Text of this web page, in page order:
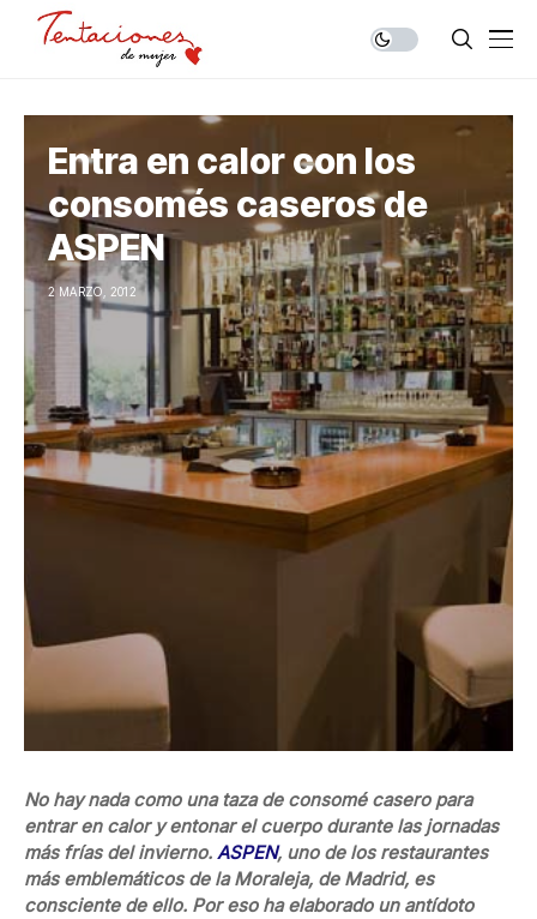
Entra en calor con los
consomés caseros de
ASPEN
2 MARZO, 2012
No hay nada como una taza de consomé casero para
entrar en calor y entonar el cuerpo durante las jornadas
más frías del invierno. ASPEN, uno de los restaurantes
más emblemáticos de la Moraleja, de Madrid, es
consciente de ello. Por eso ha elaborado un antídoto